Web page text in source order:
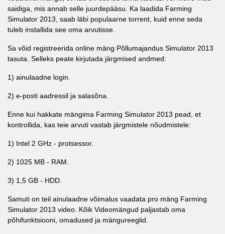
saidiga, mis annab selle juurdepääsu. Ka laadida Farming
Simulator 2013, saab läbi populaarne torrent, kuid enne seda
tuleb installida see oma arvutisse.
Sa võid registreerida online mäng Põllumajandus Simulator 2013
tasuta. Selleks peate kirjutada järgmised andmed:
1) ainulaadne login.
2) e-posti aadressil ja salasõna.
Enne kui hakkate mängima Farming Simulator 2013 pead, et
kontrollida, kas teie arvuti vastab järgmistele nõudmistele:
1) Intel 2 GHz - protsessor.
2) 1025 MB - RAM.
3) 1,5 GB - HDD.
Samuti on teil ainulaadne võimalus vaadata pro mäng Farming
Simulator 2013 video. Kõik Videomängud paljastab oma
põhifunktsiooni, omadused ja mängureeglid.